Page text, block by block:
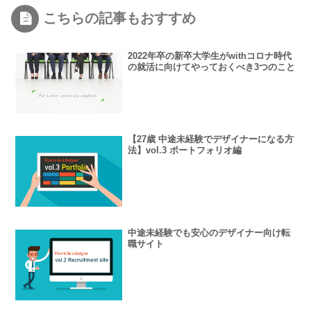
こちらの記事もおすすめ
2022年卒の新卒大学生がwithコロナ時代
の就活に向けてやっておくべき3つのこと
【27歳 中途未経験でデザイナーになる方
法】vol.3 ポートフォリオ編
中途未経験でも安心のデザイナー向け転
職サイト